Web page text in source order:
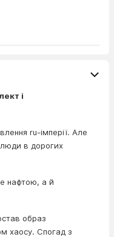
і
ru-імперії. Але
в дорогих
нафтою, а й
образ
хаосу. Спогад з